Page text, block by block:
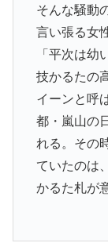
そんな騒動
言い張る女
「平次は幼
技かるたの
イーンと呼
都・嵐山の
れる。その
ていたのは
かるた札が